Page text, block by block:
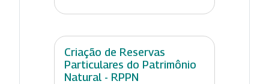
Criação de Reservas
Particulares do Patrimônio
Natural - RPPN